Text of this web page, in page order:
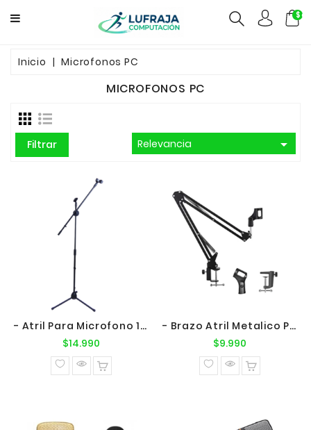
GAMERS
FUENTES
CCTV
Inicio Microfonos PC
MICROFONOS PC
Filtrar Relevancia 
- Atril Para Microfono 1.5mts Doble Soporte
$14.990
normal
- Brazo Atril Metalico Para Microfono
$9.990
normal